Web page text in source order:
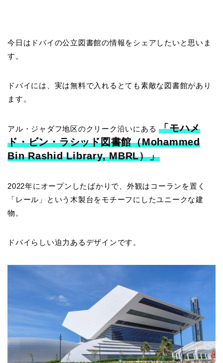
今日はドバイの公立図書館の情報をシェアしたいと思いま
す。
ドバイには、実は無料で入れるとても素敵な図書館があり
ます。
アル・ジャダフ地区のクリーク沿いにある「モハメ
ド・ビン・ラシッド図書館（Mohammed
Bin Rashid Library, MBRL）」
2022年にオープンしたばかりで、外観はコーランを置く
「レール」という木製台をモチーフにしたユニークな建
物。
ドバイらしい迫力あるデザインです。